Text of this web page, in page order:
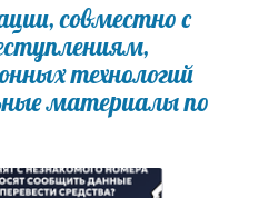
совместно с
технологий
материалы по